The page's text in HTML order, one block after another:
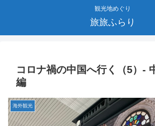
観光地めぐり
旅旅ふらり
コロナ禍の中国へ行く（5）-
編
海外観光